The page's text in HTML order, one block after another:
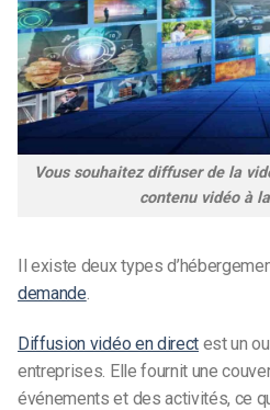
Vous souhaitez diffuser de la
contenu vidéo à
Il existe deux types
demande.
Diffusion vidéo en direct est un
entreprises. Elle fournit une
événements et des activités, ce